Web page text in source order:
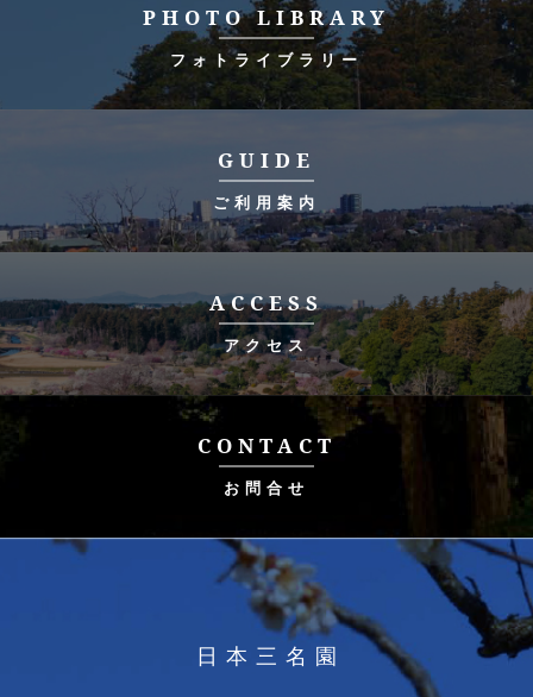
PHOTO LIBRARY
フォトライブラリー
GUIDE
ご利用案内
ACCESS
アクセス
CONTACT
お問合せ